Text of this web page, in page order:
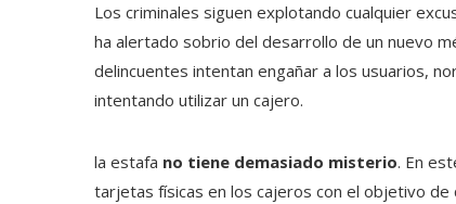
Los criminales siguen explotando cualquier
ha alertado sobrio del desarrollo de un nuevo
delincuentes intentan engañar a los usuarios,
intentando utilizar un cajero.
la estafa no tiene demasiado misterio. En
tarjetas físicas en los cajeros con el objetivo